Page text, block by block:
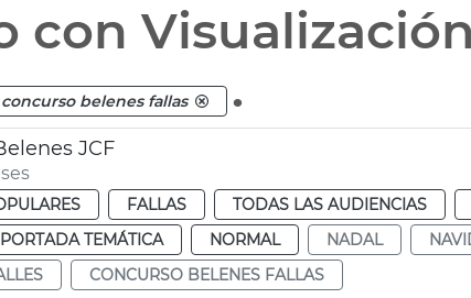
con Visualización
concurso belenes fallas .
JCF
FALLAS TODAS LAS AUDIENCIAS
TEMÁTICA NORMAL NADAL
CONCURSO BELENES FALLAS